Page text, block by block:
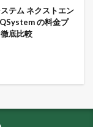
テム ネクストエン
の料金プ
底比較